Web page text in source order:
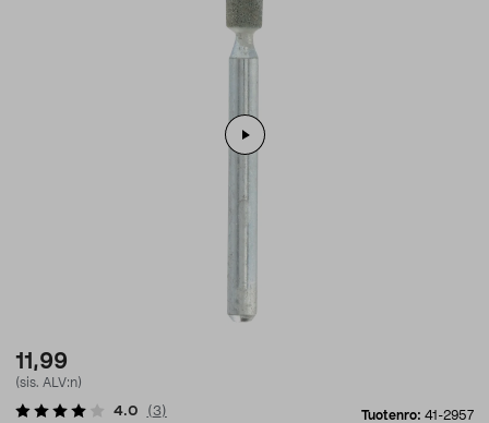
11,99
(sis. ALV:n)
Tuotenro: 41-2957
4.0 (3)